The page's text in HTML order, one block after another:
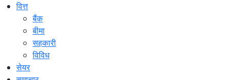
वित्त
बैंक
बीमा
सहकारी
विविध
सेयर